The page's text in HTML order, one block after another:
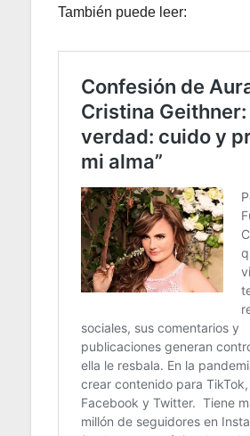
También puede leer: